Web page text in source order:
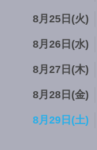
8月25日(火)
8月26日(水)
8月27日(木)
8月28日(金)
8月29日(土)